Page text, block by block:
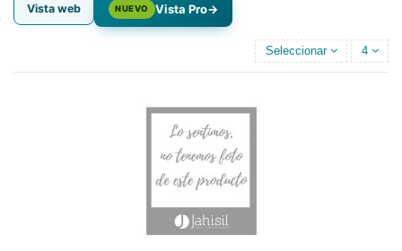
Vista web NUEVO Vista Pro→
Seleccionar 4